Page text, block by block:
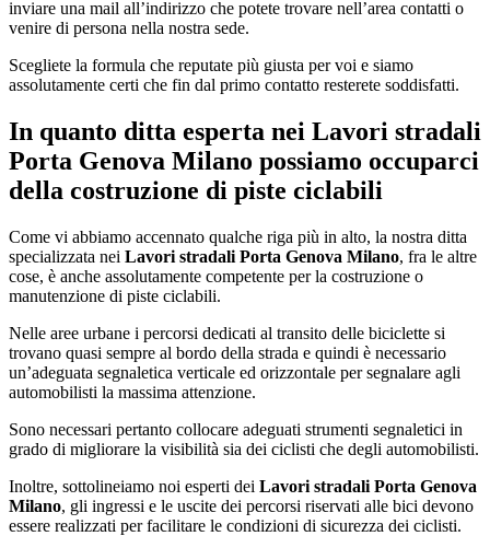
inviare una mail all’indirizzo che potete trovare nell’area contatti o
venire di persona nella nostra sede.
Scegliete la formula che reputate più giusta per voi e siamo
assolutamente certi che fin dal primo contatto resterete soddisfatti.
In quanto ditta esperta nei Lavori stradali
Porta Genova Milano possiamo occuparci
della costruzione di piste ciclabili
Come vi abbiamo accennato qualche riga più in alto, la nostra ditta
specializzata nei Lavori stradali Porta Genova Milano, fra le altre
cose, è anche assolutamente competente per la costruzione o
manutenzione di piste ciclabili.
Nelle aree urbane i percorsi dedicati al transito delle biciclette si
trovano quasi sempre al bordo della strada e quindi è necessario
un’adeguata segnaletica verticale ed orizzontale per segnalare agli
automobilisti la massima attenzione.
Sono necessari pertanto collocare adeguati strumenti segnaletici in
grado di migliorare la visibilità sia dei ciclisti che degli automobilisti.
Inoltre, sottolineiamo noi esperti dei Lavori stradali Porta Genova
Milano, gli ingressi e le uscite dei percorsi riservati alle bici devono
essere realizzati per facilitare le condizioni di sicurezza dei ciclisti.